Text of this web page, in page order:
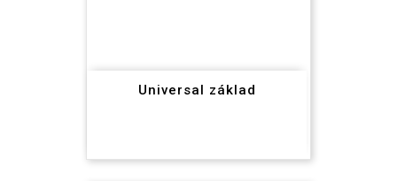
Universal základ